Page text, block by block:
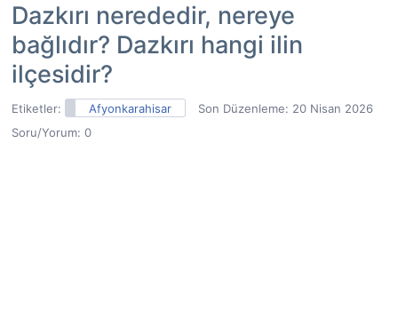
Dazkırı nerededir, nereye
bağlıdır? Dazkırı hangi ilin
ilçesidir?
Etiketler: Afyonkarahisar Son Düzenleme: 20 Nisan 2026
Soru/Yorum: 0